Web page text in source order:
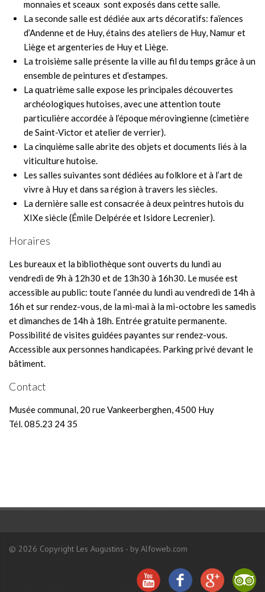
monnaies et sceaux sont exposés dans cette salle.
La seconde salle est dédiée aux arts décoratifs: faïences
d’Andenne et de Huy, étains des ateliers de Huy, Namur et
Liège et argenteries de Huy et Liège.
La troisième salle présente la ville au fil du temps grâce à un
ensemble de peintures et d’estampes.
La quatrième salle expose les principales découvertes
archéologiques hutoises, avec une attention toute
particulière accordée à l’époque mérovingienne (cimetière
de Saint-Victor et atelier de verrier).
La cinquième salle abrite des objets et documents liés à la
viticulture hutoise.
Les salles suivantes sont dédiées au folklore et à l’art de
vivre à Huy et dans sa région à travers les siècles.
La dernière salle est consacrée à deux peintres hutois du
XIXe siècle (Émile Delpérée et Isidore Lecrenier).
Horaires
Les bureaux et la bibliothèque sont ouverts du lundi au
vendredi de 9h à 12h30 et de 13h30 à 16h30. Le musée est
accessible au public: toute l’année du lundi au vendredi de 14h à
16h et sur rendez-vous, de la mi-mai à la mi-octobre les samedis
et dimanches de 14h à 18h. Entrée gratuite permanente.
Possibilité de visites guidées payantes sur rendez-vous.
Accessible aux personnes handicapées. Parking privé devant le
bâtiment.
Contact
Musée communal, 20 rue Vankeerberghen, 4500 Huy
Tél. 085.23 24 35
© 2026 Copyright Les Augustins - by Alfoweb.com